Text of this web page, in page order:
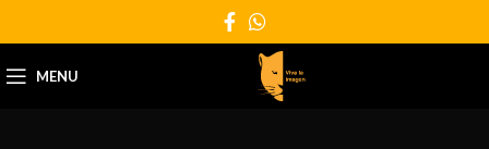
MENU